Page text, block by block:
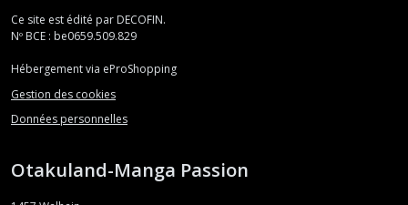
Ce site est édité par DECOFIN.
Nº BCE : be0659.509.829
Hébergement via eProShopping
Gestion des cookies
Données personnelles
Otakuland-Manga Passion